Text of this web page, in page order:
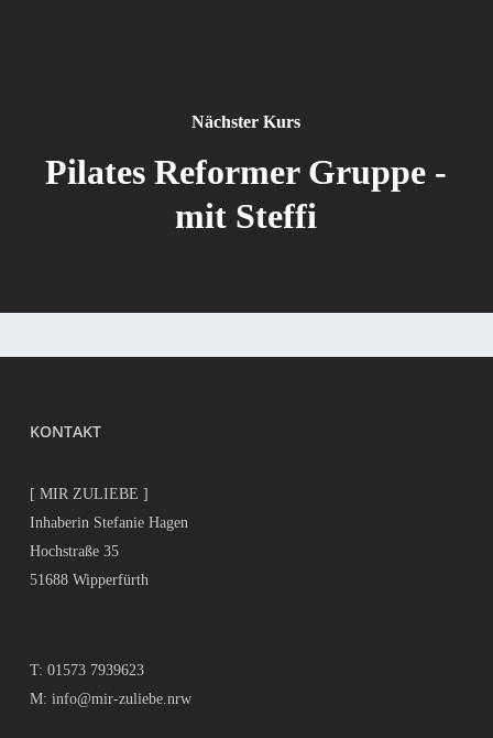
Nächster Kurs
Pilates Reformer Gruppe -
mit Steffi
KONTAKT
[ MIR ZULIEBE ]
Inhaberin Stefanie Hagen
Hochstraße 35
51688 Wipperfürth
T: 01573 7939623
M: info@mir-zuliebe.nrw